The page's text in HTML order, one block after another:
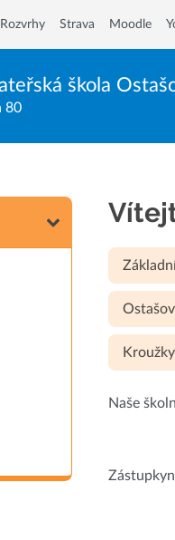
škola
80
Rozvrhy Strava Moodle
Kroužky
Naše